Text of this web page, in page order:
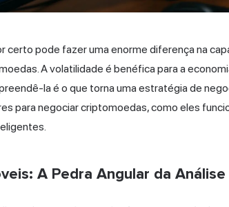
certo pode fazer uma enorme diferença na
A volatilidade é benéfica para a
la é o que torna uma estratégia de
para negociar criptomoedas, como eles
A Pedra Angular da Análise